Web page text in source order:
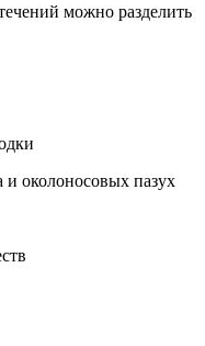
можно разделить
и околоносовых пазух